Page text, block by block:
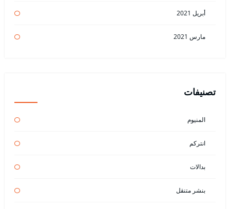
أبريل 2021
مارس 2021
تصنيفات
المنيوم
انتركم
بدالات
بنشر متنقل